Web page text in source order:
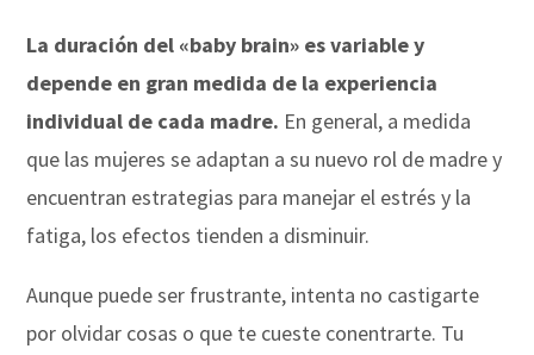
La duración del «baby brain» es variable y
depende en gran medida de la experiencia
individual de cada madre. En general, a medida
que las mujeres se adaptan a su nuevo rol de madre y
encuentran estrategias para manejar el estrés y la
fatiga, los efectos tienden a disminuir.
Aunque puede ser frustrante, intenta no castigarte
por olvidar cosas o que te cueste conentrarte. Tu